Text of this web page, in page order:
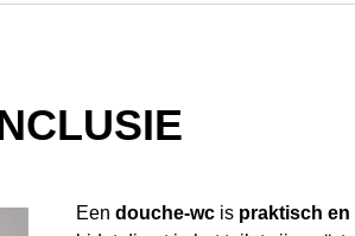
Een douche-wc is praktisch en